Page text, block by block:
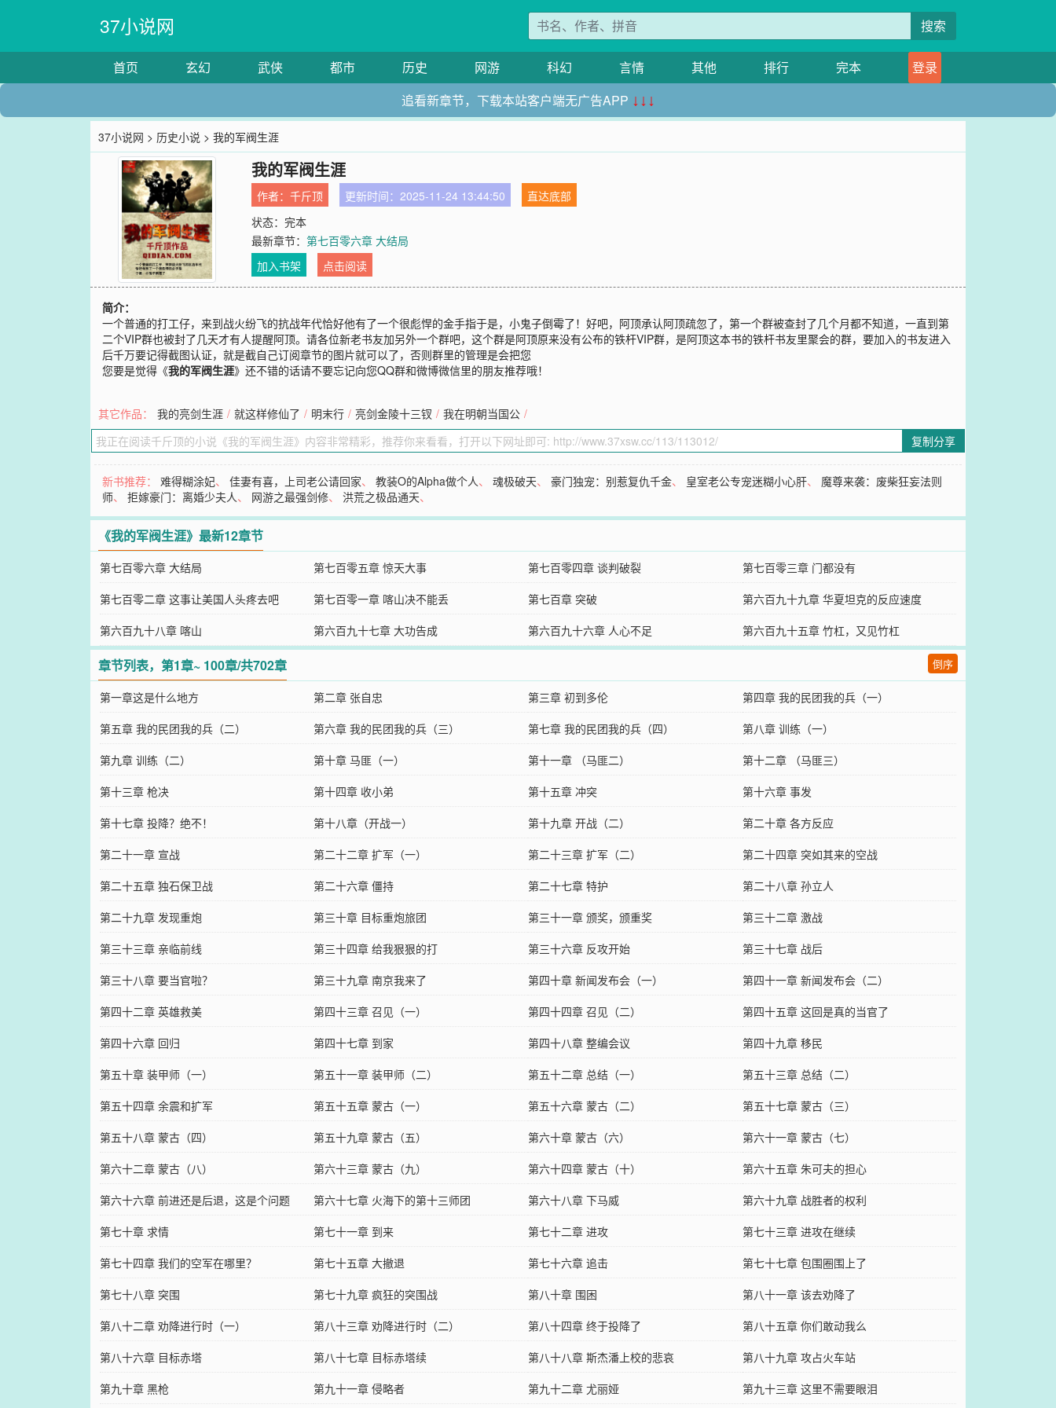
37小说网 搜索
首页 玄幻 武侠 都市 历史 网游 科幻 言情 其他 排行 完本
登录
追看新章节，下载本站客户端无广告APP ↓↓↓
37小说网 > 历史小说 > 我的军阀生涯
我的军阀生涯
作者：千斤顶 更新时间：2025-11-24 13:44:50
直达底部
状态：完本
最新章节：第七百零六章 大结局
加入书架
点击阅读
简介：
一个普通的打工仔，来到战火纷飞的抗战年代恰好他有了一个很彪悍的金手指于是，小鬼子倒霉了！好吧，阿顶承认阿顶疏忽了，第一个群被查封了几个月都不知道，一直到第
二个VIP群也被封了几天才有人提醒阿顶。请各位新老书友加另外一个群吧，这个群是阿顶原来没有公布的铁杆VIP群，是阿顶这本书的铁杆书友里聚会的群，要加入的书友进入
后千万要记得截图认证，就是截自己订阅章节的图片就可以了，否则群里的管理是会把您
您要是觉得《我的军阀生涯》还不错的话请不要忘记向您QQ群和微博微信里的朋友推荐哦！
其它作品： 我的亮剑生涯 / 就这样修仙了 / 明末行 / 亮剑金陵十三钗 / 我在明朝当国公 /
复制分享
新书推荐：难得糊涂妃、佳妻有喜，上司老公请回家、教装O的Alpha做个人、魂极破天、豪门独宠：别惹复仇千金、 皇室老公专宠迷糊小心肝、 魔尊来袭：废柴狂妄法则
师、拒嫁豪门：离婚少夫人、 网游之最强剑修、洪荒之极品通天、
《我的军阀生涯》最新12章节
第七百零六章 大结局 第七百零五章 惊天大事 第七百零四章 谈判破裂
第七百零三章 门都没有
第七百零二章 这事让美国人头疼去吧
第七百零一章 喀山决不能丢 第七百章 突破
第六百九十九章 华夏坦克的反应速度
第六百九十八章 喀山
第六百九十七章 大功告成 第六百九十六章 人心不足 第六百九十五章 竹杠，又见竹杠
章节列表，第1章~ 100章/共702章 倒序
第一章这是什么地方 第二章 张自忠 第三章 初到多伦
第四章 我的民团我的兵（一）
第五章 我的民团我的兵（二）
第六章 我的民团我的兵（三） 第七章 我的民团我的兵（四）
第八章 训练（一）
第九章 训练（二）
第十章 马匪（一） 第十一章 （马匪二）
第十二章 （马匪三）
第十三章 枪决
第十四章 收小弟 第十五章 冲突
第十六章 事发
第十七章 投降？绝不！
第十八章（开战一） 第十九章 开战（二）
第二十章 各方反应
第二十一章 宣战
第二十二章 扩军（一） 第二十三章 扩军（二）
第二十四章 突如其来的空战
第二十五章 独石保卫战
第二十六章 僵持 第二十七章 特护
第二十八章 孙立人
第二十九章 发现重炮
第三十章 目标重炮旅团 第三十一章 颁奖，颁重奖
第三十二章 激战
第三十三章 亲临前线
第三十四章 给我狠狠的打 第三十六章 反攻开始
第三十七章 战后
第三十八章 要当官啦？
第三十九章 南京我来了 第四十章 新闻发布会（一）
第四十一章 新闻发布会（二）
第四十二章 英雄救美
第四十三章 召见（一） 第四十四章 召见（二）
第四十五章 这回是真的当官了
第四十六章 回归
第四十七章 到家 第四十八章 整编会议
第四十九章 移民
第五十章 装甲师（一）
第五十一章 装甲师（二） 第五十二章 总结（一）
第五十三章 总结（二）
第五十四章 余震和扩军
第五十五章 蒙古（一） 第五十六章 蒙古（二）
第五十七章 蒙古（三）
第五十八章 蒙古（四）
第五十九章 蒙古（五） 第六十章 蒙古（六）
第六十一章 蒙古（七）
第六十二章 蒙古（八）
第六十三章 蒙古（九） 第六十四章 蒙古（十）
第六十五章 朱可夫的担心
第六十六章 前进还是后退，这是个问题
第六十七章 火海下的第十三师团 第六十八章 下马威
第六十九章 战胜者的权利
第七十章 求情
第七十一章 到来 第七十二章 进攻
第七十三章 进攻在继续
第七十四章 我们的空军在哪里？
第七十五章 大撤退 第七十六章 追击
第七十七章 包围圈围上了
第七十八章 突围
第七十九章 疯狂的突围战 第八十章 围困
第八十一章 该去劝降了
第八十二章 劝降进行时（一）
第八十三章 劝降进行时（二） 第八十四章 终于投降了
第八十五章 你们敢动我么
第八十六章 目标赤塔
第八十七章 目标赤塔续 第八十八章 斯杰潘上校的悲哀
第八十九章 攻占火车站
第九十章 黑枪
第九十一章 侵略者 第九十二章 尤丽娅 第九十三章 这里不需要眼泪